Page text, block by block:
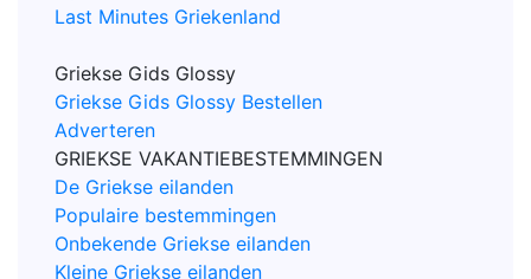
Last Minutes Griekenland
Griekse Gids Glossy
Griekse Gids Glossy Bestellen
Adverteren
GRIEKSE VAKANTIEBESTEMMINGEN
De Griekse eilanden
Populaire bestemmingen
Onbekende Griekse eilanden
Kleine Griekse eilanden